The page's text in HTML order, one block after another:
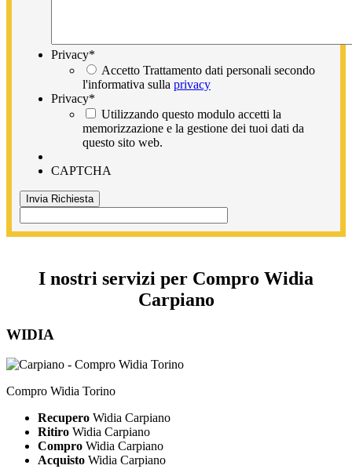
Privacy*
Accetto Trattamento dati personali secondo
l'informativa sulla privacy
Privacy*
Utilizzando questo modulo accetti la
memorizzazione e la gestione dei tuoi dati da
questo sito web.
CAPTCHA
I nostri servizi per Compro Widia
Carpiano
WIDIA
Compro Widia Torino
Recupero Widia Carpiano
Ritiro Widia Carpiano
Compro Widia Carpiano
Acquisto Widia Carpiano